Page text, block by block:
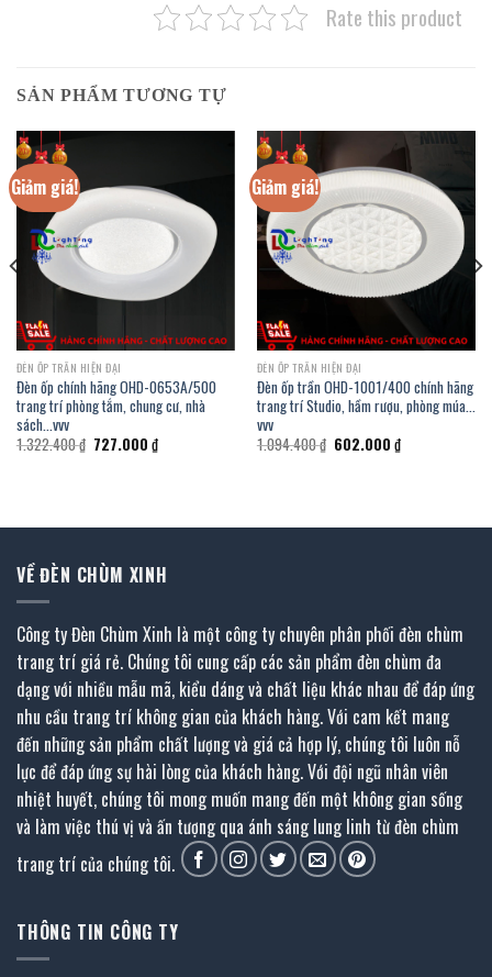
Rate this product
SẢN PHẨM TƯƠNG TỰ
Giảm giá!
ĐÈN ỐP TRẦN HIỆN ĐẠI
Đèn ốp chính hãng OHD-0653A/500
trang trí phòng tắm, chung cư, nhà
sách…vvv
1.322.400₫ Giá
gốc
727.000 ₫Giá
hiện
Giảm giá!
ĐÈN ỐP TRẦN HIỆN ĐẠI
Đèn ốp trần OHD-1001/400 chính hãng
trang trí Studio, hầm rượu, phòng múa…
vvv
1.094.400₫ Giá
gốc
602.000 ₫Giá
hiện
VỀ ĐÈN CHÙM XINH
Công ty Đèn Chùm Xinh là một công ty chuyên phân phối đèn chùm
trang trí giá rẻ. Chúng tôi cung cấp các sản phẩm đèn chùm đa
dạng với nhiều mẫu mã, kiểu dáng và chất liệu khác nhau để đáp ứng
nhu cầu trang trí không gian của khách hàng. Với cam kết mang
đến những sản phẩm chất lượng và giá cả hợp lý, chúng tôi luôn nỗ
lực để đáp ứng sự hài lòng của khách hàng. Với đội ngũ nhân viên
nhiệt huyết, chúng tôi mong muốn mang đến một không gian sống
và làm việc thú vị và ấn tượng qua ánh sáng lung linh từ đèn chùm
trang trí của chúng tôi.
THÔNG TIN CÔNG TY